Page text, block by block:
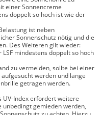
einer Sonnencreme
doppelt so hoch ist wie der
ist neben
Sonnenschutz nötig und die
Des Weiteren gilt wieder:
mindestens doppelt so hoch
zu vermeiden, sollte bei einer
werden und lange
getragen werden.
UV-Index erfordert weitere
unbedingt gemieden werden,